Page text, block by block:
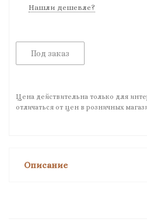
Нашли дешевле?
Под заказ
Цена действительна только для
отличаться от цен в розничных
Описание